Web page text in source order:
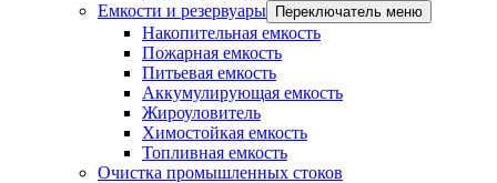
Емкости и резервуары
Переключатель меню
Накопительная емкость
Пожарная емкость
Питьевая емкость
Аккумулирующая емкость
Жироуловитель
Химостойкая емкость
Топливная емкость
Очистка промышленных стоков